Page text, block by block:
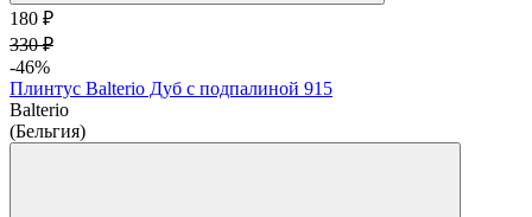
180 ₽
330 ₽
-46%
Плинтус Balterio Дуб с подпалиной 915
Balterio
(Бельгия)